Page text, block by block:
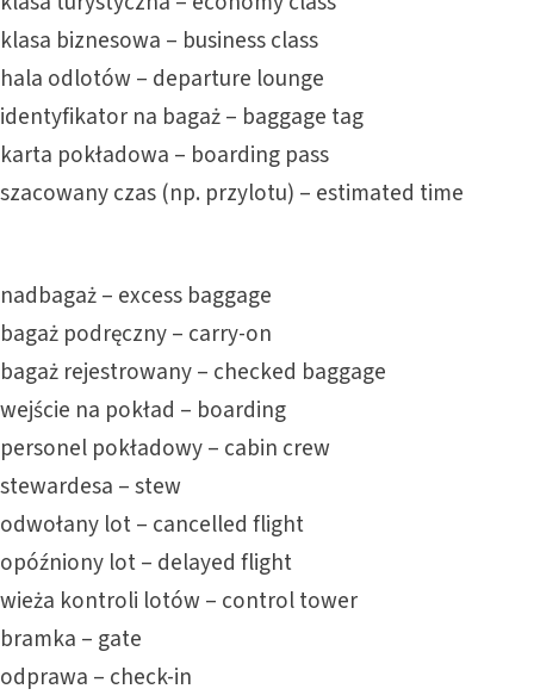
klasa biznesowa – business class
hala odlotów – departure lounge
identyfikator na bagaż – baggage tag
karta pokładowa – boarding pass
szacowany czas (np. przylotu) – estimated time
nadbagaż – excess baggage
bagaż podręczny – carry-on
bagaż rejestrowany – checked baggage
wejście na pokład – boarding
personel pokładowy – cabin crew
stewardesa – stew
odwołany lot – cancelled flight
opóźniony lot – delayed flight
wieża kontroli lotów – control tower
bramka – gate
odprawa – check-in